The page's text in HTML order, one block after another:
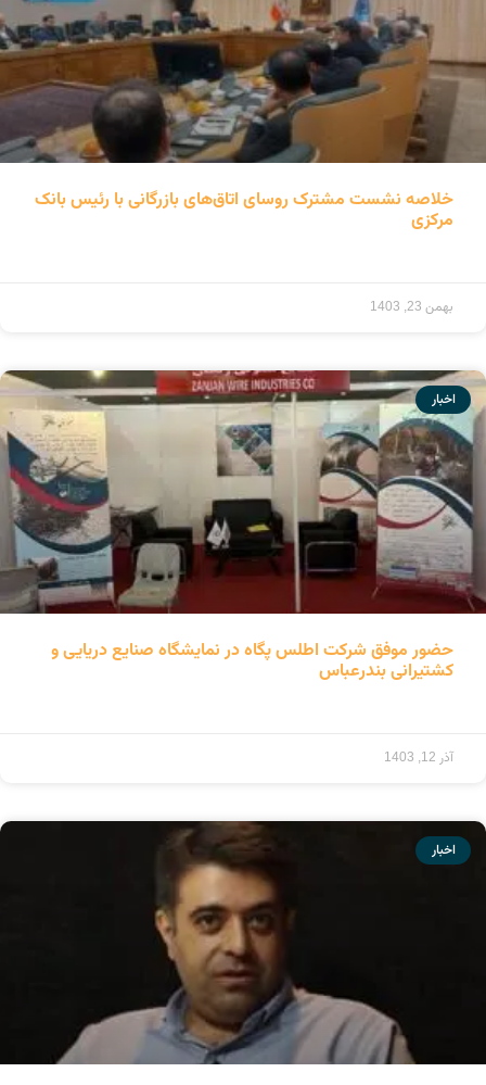
خلاصه نشست مشترک روسای اتاق‌های بازرگانی با رئیس بانک
مرکزی
بهمن 23, 1403
اخبار
حضور موفق شرکت اطلس پگاه در نمایشگاه صنایع دریایی و
کشتیرانی بندرعباس
آذر 12, 1403
اخبار